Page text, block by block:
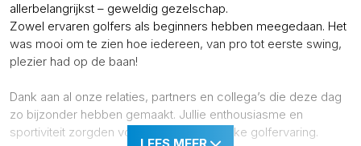
allerbelangrijkst – geweldig gezelschap.
Zowel ervaren golfers als beginners hebben meegedaan. Het
was mooi om te zien hoe iedereen, van pro tot eerste swing,
plezier had op de baan!
Dank aan al onze relaties, partners en collega’s die deze dag
zo bijzonder hebben gemaakt. Jullie enthousiasme en
sportiviteit zorgden voor een onvergetelijke golfervaring.